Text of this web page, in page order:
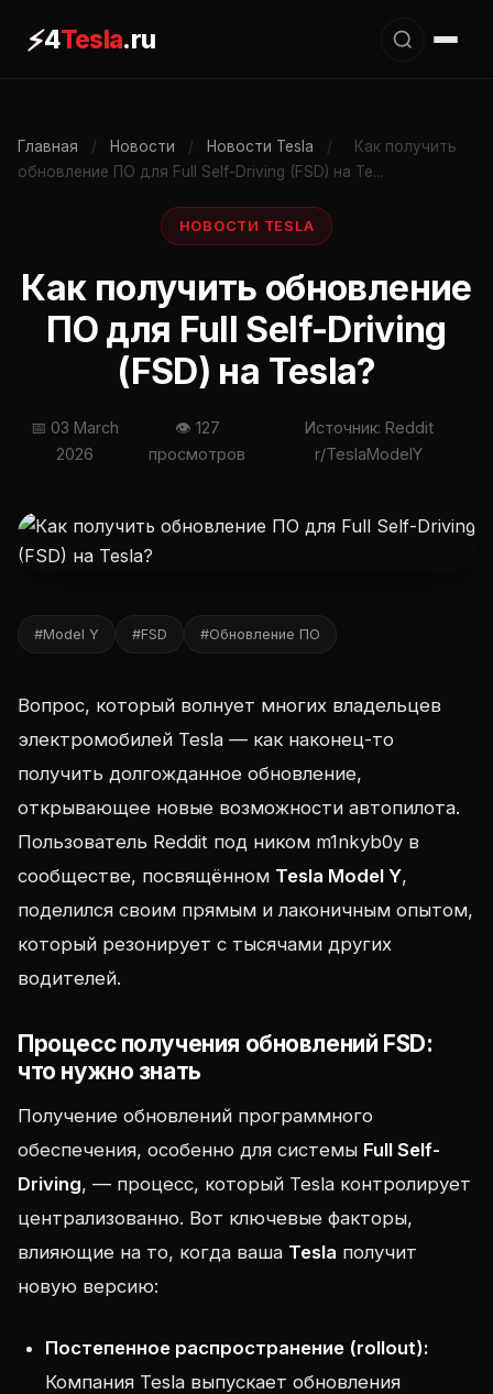
⚡4Tesla.ru
Главная / Новости / Новости Tesla /
Как получить
обновление ПО для Full Self-Driving (FSD) на Te...
НОВОСТИ TESLA
Как получить обновление
ПО для Full Self-Driving
(FSD) на Tesla?
📅 03 March
2026
👁 127
просмотров
Источник: Reddit
r/TeslaModelY
#Model Y #FSD #Обновление ПО
Вопрос, который волнует многих владельцев
электромобилей Tesla — как наконец-то
получить долгожданное обновление,
открывающее новые возможности автопилота.
Пользователь Reddit под ником m1nkyb0y в
сообществе, посвящённом Tesla Model Y,
поделился своим прямым и лаконичным опытом,
который резонирует с тысячами других
водителей.
Процесс получения обновлений FSD:
что нужно знать
Получение обновлений программного
обеспечения, особенно для системы Full Self-
Driving, — процесс, который Tesla контролирует
централизованно. Вот ключевые факторы,
влияющие на то, когда ваша Tesla получит
новую версию:
Постепенное распространение (rollout):
Компания Tesla выпускает обновления